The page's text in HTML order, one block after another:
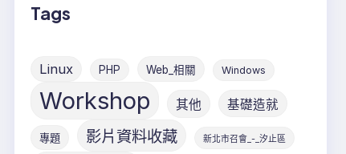
Tags
Linux PHP Web_相關 Windows
Workshop 其他 基礎造就
專題 影片資料收藏 新北市召會_-_汐止區